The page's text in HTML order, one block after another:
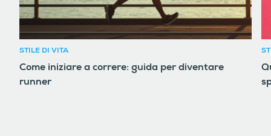
STILE DI VITA
Come iniziare a correre: guida per diventare
runner